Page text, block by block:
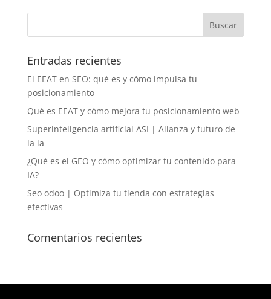
Entradas recientes
El EEAT en SEO: qué es y cómo impulsa tu
posicionamiento
Qué es EEAT y cómo mejora tu posicionamiento web
Superinteligencia artificial ASI | Alianza y futuro de
la ia
¿Qué es el GEO y cómo optimizar tu contenido para
IA?
Seo odoo | Optimiza tu tienda con estrategias
efectivas
Comentarios recientes